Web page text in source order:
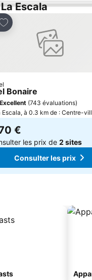
Escala
à mes favoris
Bonaire
Excellent (743 évaluations)
Escala, à 0.3 km de : Centre-
€
les prix de 2 sites
Consulter les prix